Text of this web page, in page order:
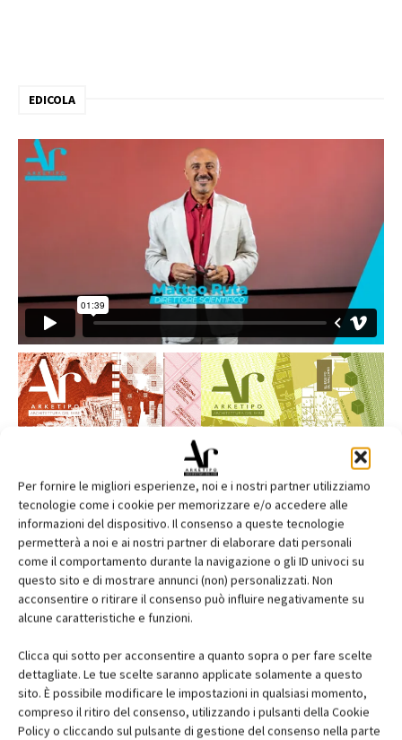
Per fornire le migliori esperienze, noi e i nostri partner utilizziamo
tecnologie come i cookie per memorizzare e/o accedere alle
informazioni del dispositivo. Il consenso a queste tecnologie
permetterà a noi e ai nostri partner di elaborare dati personali
come il comportamento durante la navigazione o gli ID univoci su
questo sito e di mostrare annunci (non) personalizzati. Non
acconsentire o ritirare il consenso può influire negativamente su
alcune caratteristiche e funzioni.
Clicca qui sotto per acconsentire a quanto sopra o per fare scelte
dettagliate. Le tue scelte saranno applicate solamente a questo
sito. È possibile modificare le impostazioni in qualsiasi momento,
compreso il ritiro del consenso, utilizzando i pulsanti della Cookie
Policy o cliccando sul pulsante di gestione del consenso nella parte
EDICOLA
Abbonati e regala
Iscriviti alla newsletter